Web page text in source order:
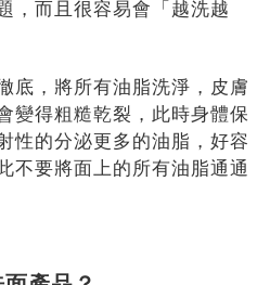
，而且很容易會「越洗越
底，將所有油脂洗淨，皮膚
變得粗糙乾裂，此時身體保
性的分泌更多的油脂，好容
不要將面上的所有油脂通通